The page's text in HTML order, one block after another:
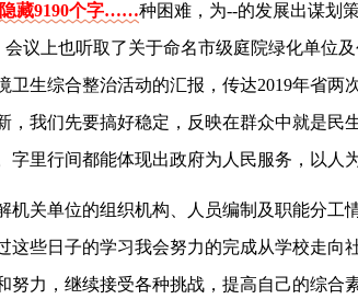
藏9190个字……种困难，为--的发展出谋划
议上也听取了关于命名市级庭院绿化单位
卫生综合整治活动的汇报，传达2019年省两
，我们先要搞好稳定，反映在群众中就是民
字里行间都能体现出政府为人民服务，以人
机关单位的组织机构、人员编制及职能分工
这些日子的学习我会努力的完成从学校走向
努力，继续接受各种挑战，提高自己的综合